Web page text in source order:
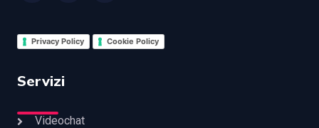
Privacy Policy Cookie Policy
Servizi
Videochat